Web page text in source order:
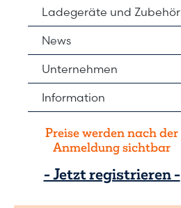
Ladegeräte und Zubehör
News
Unternehmen
Information
Preise werden nach der
Anmeldung sichtbar
- Jetzt registrieren -